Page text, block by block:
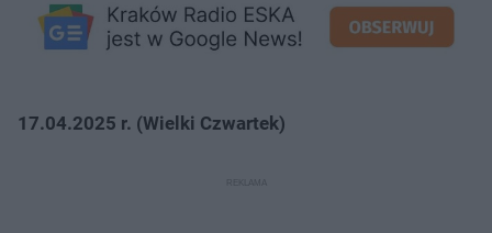
17.04.2025 r. (Wielki Czwartek)